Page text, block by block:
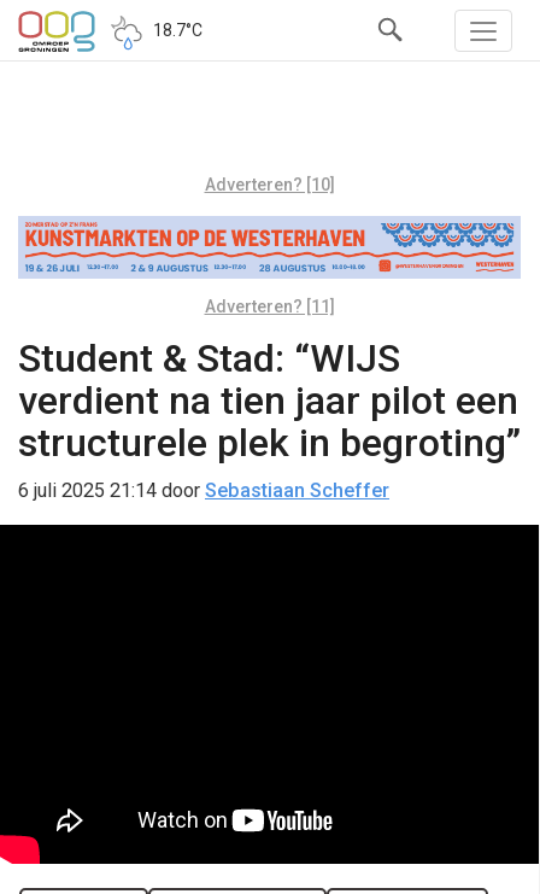
18.7°C
Adverteren? [10]
Adverteren? [11]
Student & Stad: “WIJS
verdient na tien jaar pilot een
structurele plek in begroting”
6 juli 2025 21:14 door Sebastiaan Scheffer